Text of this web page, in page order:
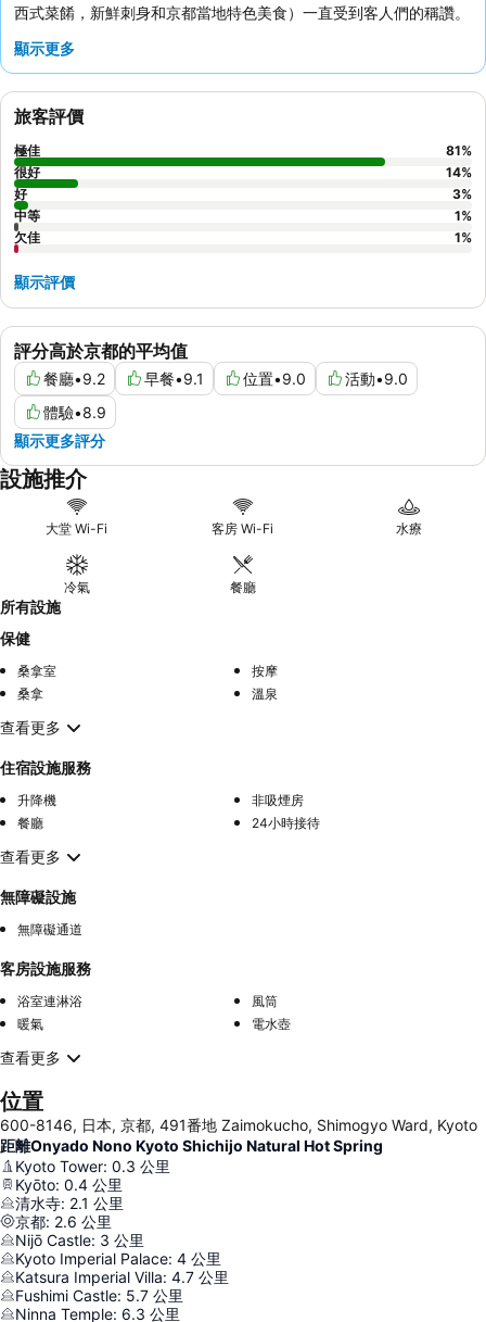
西式菜餚，新鮮刺身和京都當地特色美食）一直受到客人們的稱讚。
顯示更多
評分高於京都的平均值
餐廳•9.2 早餐•9.1 位置•9.0 活動•9.0
體驗•8.9
顯示更多評分
旅客評價
極佳 81%
很好
14%
好
3%
中等
1%
欠佳
1%
顯示評價
設施推介
大堂 Wi-Fi 客房 Wi-Fi 水療
冷氣 餐廳
所有設施
保健
桑拿室
按摩
桑拿
溫泉
查看更多
住宿設施服務
升降機
非吸煙房
餐廳
24小時接待
查看更多
無障礙設施
無障礙通道
客房設施服務
浴室連淋浴
風筒
暖氣
電水壺
查看更多
位置
600-8146, 日本, 京都, 491番地 Zaimokucho, Shimogyo Ward, Kyoto
距離Onyado Nono Kyoto Shichijo Natural Hot Spring
Kyoto Tower: 0.3 公里
Kyōto: 0.4 公里
清水寺: 2.1 公里
京都: 2.6 公里
Nijō Castle: 3 公里
Kyoto Imperial Palace: 4 公里
Katsura Imperial Villa: 4.7 公里
Fushimi Castle: 5.7 公里
Ninna Temple: 6.3 公里